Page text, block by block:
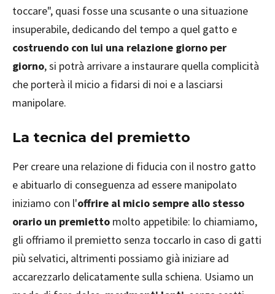
toccare", quasi fosse una scusante o una situazione
insuperabile, dedicando del tempo a quel gatto e
costruendo con lui una relazione giorno per
giorno, si potrà arrivare a instaurare quella complicità
che porterà il micio a fidarsi di noi e a lasciarsi
manipolare.
La tecnica del premietto
Per creare una relazione di fiducia con il nostro gatto
e abituarlo di conseguenza ad essere manipolato
iniziamo con l'offrire al micio sempre allo stesso
orario un premietto molto appetibile: lo chiamiamo,
gli offriamo il premietto senza toccarlo in caso di gatti
più selvatici, altrimenti possiamo già iniziare ad
accarezzarlo delicatamente sulla schiena. Usiamo un